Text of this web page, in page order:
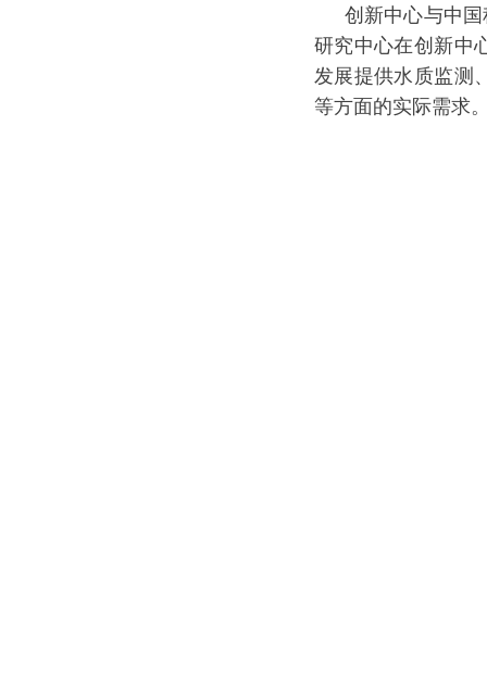
创新中心与中
研究中心在创新中
发展提供水质监测
等方面的实际需求